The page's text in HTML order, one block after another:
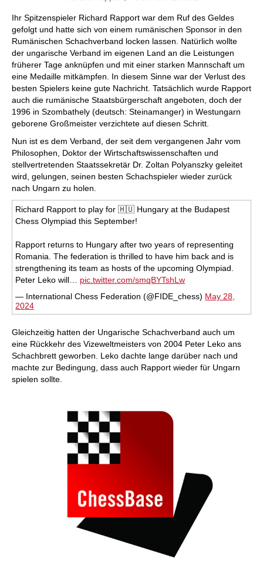
Ihr Spitzenspieler Richard Rapport war dem Ruf des Geldes
gefolgt und hatte sich von einem rumänischen Sponsor in den
Rumänischen Schachverband locken lassen. Natürlich wollte
der ungarische Verband im eigenen Land an die Leistungen
früherer Tage anknüpfen und mit einer starken Mannschaft um
eine Medaille mitkämpfen. In diesem Sinne war der Verlust des
besten Spielers keine gute Nachricht. Tatsächlich wurde Rapport
auch die rumänische Staatsbürgerschaft angeboten, doch der
1996 in Szombathely (deutsch: Steinamanger) in Westungarn
geborene Großmeister verzichtete auf diesen Schritt.
Nun ist es dem Verband, der seit dem vergangenen Jahr vom
Philosophen, Doktor der Wirtschaftswissenschaften und
stellvertretenden Staatssekretär Dr. Zoltan Polyanszky geleitet
wird, gelungen, seinen besten Schachspieler wieder zurück
nach Ungarn zu holen.
Richard Rapport to play for 🇭🇺 Hungary at the Budapest
Chess Olympiad this September!
Rapport returns to Hungary after two years of representing
Romania. The federation is thrilled to have him back and is
strengthening its team as hosts of the upcoming Olympiad.
Peter Leko will… pic.twitter.com/smqBYTshLw
— International Chess Federation (@FIDE_chess) May 28,
2024
Gleichzeitig hatten der Ungarische Schachverband auch um
eine Rückkehr des Vizeweltmeisters von 2004 Peter Leko ans
Schachbrett geworben. Leko dachte lange darüber nach und
machte zur Bedingung, dass auch Rapport wieder für Ungarn
spielen sollte.